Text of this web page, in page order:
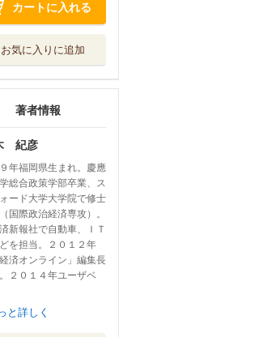
カートに入れる
気に入りに追加
著者情報
紀彦
年福岡県生まれ。慶應
総合政策学部卒業、ス
ード大学大学院で修士
国際政治経済専攻）。
新報社で自動車、ＩＴ
を担当。２０１２年
経済オンライン」編集長
２０１４年ユーザベ
と詳しく